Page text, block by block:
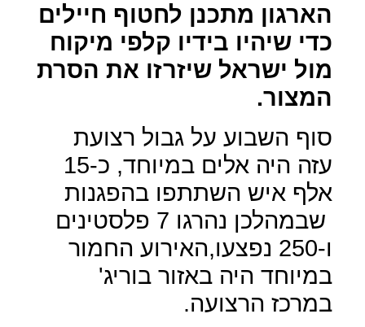
הארגון מתכנן לחטוף חיילים
כדי שיהיו בידיו קלפי מיקוח
מול ישראל שיזרזו את הסרת
המצור.
סוף השבוע על גבול רצועת
עזה היה אלים במיוחד, כ-15
אלף איש השתתפו בהפגנות
שבמהלכן נהרגו 7 פלסטינים
ו-250 נפצעו,האירוע החמור
במיוחד היה באזור בוריג'
במרכז הרצועה.